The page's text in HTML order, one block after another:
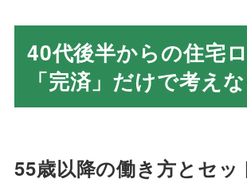
40代後半からの住宅
「完済」だけで考え
55歳以降の働き方とセッ